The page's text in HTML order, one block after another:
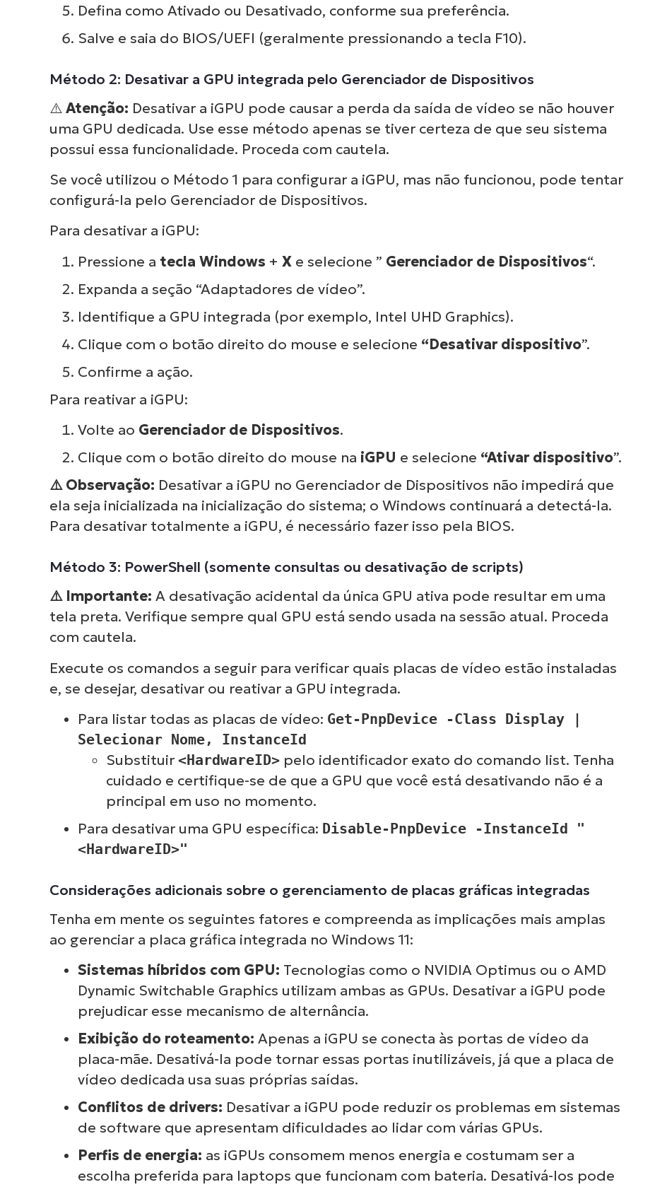
Defina como Ativado ou Desativado, conforme sua preferência.
Salve e saia do BIOS/UEFI (geralmente pressionando a tecla F10).
Método 2: Desativar a GPU integrada pelo Gerenciador de Dispositivos
⚠️ Atenção: Desativar a iGPU pode causar a perda da saída de vídeo se não houver
uma GPU dedicada. Use esse método apenas se tiver certeza de que seu sistema
possui essa funcionalidade. Proceda com cautela.
Se você utilizou o Método 1 para configurar a iGPU, mas não funcionou, pode tentar
configurá-la pelo Gerenciador de Dispositivos.
Para desativar a iGPU:
Pressione a tecla Windows + Xe selecione ” Gerenciador de Dispositivos“.
Expanda a seção “Adaptadores de vídeo”.
Identifique a GPU integrada (por exemplo, Intel UHD Graphics).
Clique com o botão direito do mouse e selecione “Desativar dispositivo”.
Confirme a ação.
Para reativar a iGPU:
Volte ao Gerenciador de Dispositivos.
Clique com o botão direito do mouse na iGPU e selecione “Ativar dispositivo”.
⚠️ Observação: Desativar a iGPU no Gerenciador de Dispositivos não impedirá que
ela seja inicializada na inicialização do sistema; o Windows continuará a detectá-la.
Para desativar totalmente a iGPU, é necessário fazer isso pela BIOS.
Método 3: PowerShell (somente consultas ou desativação de scripts)
⚠️ Importante: A desativação acidental da única GPU ativa pode resultar em uma
tela preta. Verifique sempre qual GPU está sendo usada na sessão atual. Proceda
com cautela.
Execute os comandos a seguir para verificar quais placas de vídeo estão instaladas
e, se desejar, desativar ou reativar a GPU integrada.
Para listar todas as placas de vídeo: Get-PnpDevice -Class Display |
Selecionar Nome, InstanceId
Substituir <HardwareID>pelo identificador exato do comando list. Tenha
cuidado e certifique-se de que a GPU que você está desativando não é a
principal em uso no momento.
Para desativar uma GPU específica: Disable-PnpDevice -InstanceId "
<HardwareID>"
Considerações adicionais sobre o gerenciamento de placas gráficas integradas
Tenha em mente os seguintes fatores e compreenda as implicações mais amplas
ao gerenciar a placa gráfica integrada no Windows 11:
Sistemas híbridos com GPU: Tecnologias como o NVIDIA Optimus ou o AMD
Dynamic Switchable Graphics utilizam ambas as GPUs. Desativar a iGPU pode
prejudicar esse mecanismo de alternância.
Exibição do roteamento: Apenas a iGPU se conecta às portas de vídeo da
placa-mãe. Desativá-la pode tornar essas portas inutilizáveis, já que a placa de
vídeo dedicada usa suas próprias saídas.
Conflitos de drivers: Desativar a iGPU pode reduzir os problemas em sistemas
de software que apresentam dificuldades ao lidar com várias GPUs.
Perfis de energia: as iGPUs consomem menos energia e costumam ser a
escolha preferida para laptops que funcionam com bateria. Desativá-los pode
Ver NinjaOne em ação
rotineiras e trabalhosas da TI, como gerenciamento de
Ver demonstrações